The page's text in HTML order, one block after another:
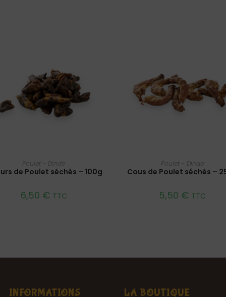
AJOUTER AU PANIER
Poulet - Dinde
de Poulet séchés – 100g
6,50 € TTC
AJOUTER AU PANIER
Poulet - Dinde
Cous de Poulet séchés –
5,50 € TTC
INFORMATIONS LA BOUTIQUE